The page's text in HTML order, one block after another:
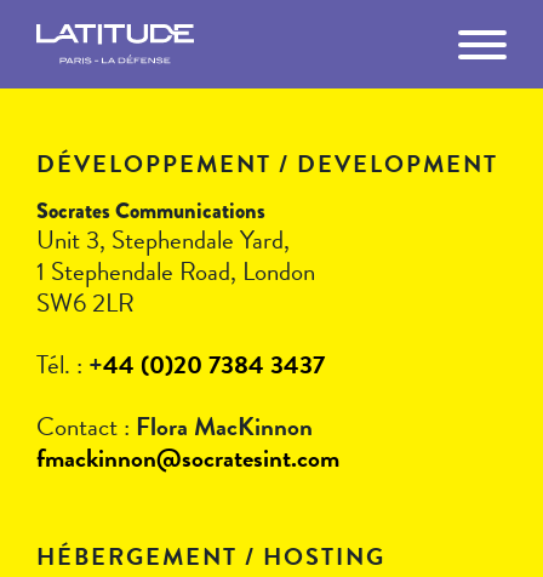
THE BUILDING
LA DÉFENSE
GETTING HERE
VR TOUR
FILM
DÉVELOPPEMENT / DEVELOPMENT
Socrates Communications
Unit 3, Stephendale Yard,
1 Stephendale Road, London
SW6 2LR
Tél. : +44 (0)20 7384 3437
Contact : Flora MacKinnon
fmackinnon@socratesint.com
HÉBERGEMENT / HOSTING